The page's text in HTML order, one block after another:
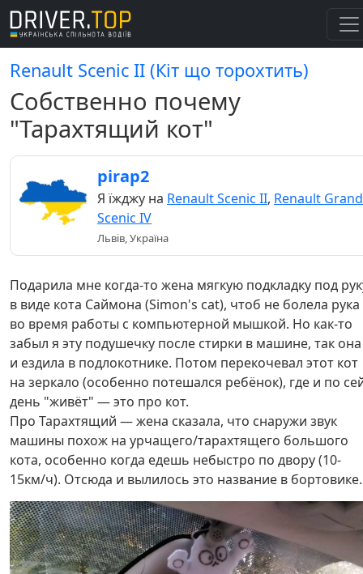
Renault Scenic II (Кіт що торохтить)
Собственно почему
"Тарахтящий кот"
pirap2
Я їжджу на Renault Scenic II, Renault Grand
Scenic IV
Львів, Україна
Подарила мне когда-то жена мягкую подкладку под
в виде кота Саймона (Simon's cat), чтоб не болела рука
во время работы с компьютерной мышкой. Но как-то
забыл я эту подушечку после стирки в машине, так она
и ездила в подлокотнике. Потом перекочевал этот кот
на зеркало (особенно потешался ребёнок), где и по
день "живёт" — это про кот.
Про Тарахтящий — жена сказала, что снаружи звук
машины похож на урчащего/тарахтящего большого
кота, особенно когда едешь небыстро по двору (10-
15км/ч). Отсюда и вылилось это название в бортовике.